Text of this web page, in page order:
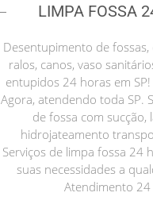
LIMPA FOSSA
Desentupimento de fossas,
ralos, canos, vaso
entupidos 24 horas em
Agora, atendendo toda SP.
de fossa com sucção,
hidrojateamento
Serviços de limpa fossa 24
suas necessidades a
Atendimento 24